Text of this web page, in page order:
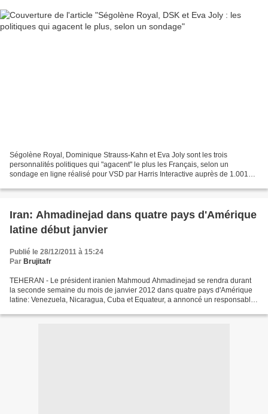
Ségolène Royal, Dominique Strauss-Kahn et Eva Joly sont les trois
personnalités politiques qui "agacent" le plus les Français, selon un
sondage en ligne réalisé pour VSD par Harris Interactive auprès de 1.001
Iran: Ahmadinejad dans quatre pays d'Amérique
latine début janvier
Publié le 28/12/2011 à 15:24
Par Brujitafr
TEHERAN - Le président iranien Mahmoud Ahmadinejad se rendra durant
la seconde semaine du mois de janvier 2012 dans quatre pays d'Amérique
latine: Venezuela, Nicaragua, Cuba et Equateur, a annoncé un responsable